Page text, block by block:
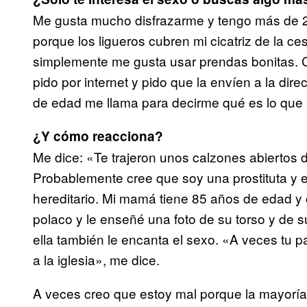
Me gusta mucho disfrazarme y tengo más
porque los ligueros cubren mi cicatriz de la
simplemente me gusta usar prendas
pido por internet y pido que la envíen a la
de edad me llama para decirme qué es lo que
¿Y cómo reacciona?
Me dice: «Te trajeron unos calzones
Probablemente cree que soy una prostituta
hereditario. Mi mamá tiene 85 años de edad
polaco y le enseñé una foto de su torso y de
ella también le encanta el sexo. «A veces tu
a la iglesia», me dice.
A veces creo que estoy mal porque la